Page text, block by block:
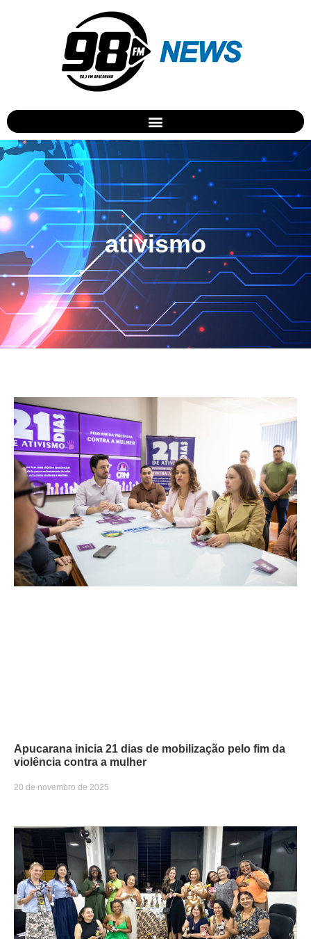
ativismo
Apucarana inicia 21 dias de mobilização pelo fim da
violência contra a mulher
20 de novembro de 2025